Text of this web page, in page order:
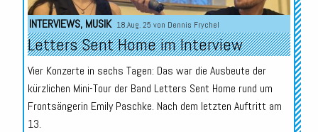
INTERVIEWS, MUSIK 18.Aug. 25 von Dennis Frychel
Letters Sent Home im Interview
Vier Konzerte in sechs Tagen: Das war die Ausbeute der
kürzlichen Mini-Tour der Band Letters Sent Home rund um
Frontsängerin Emily Paschke. Nach dem letzten Auftritt am
13.